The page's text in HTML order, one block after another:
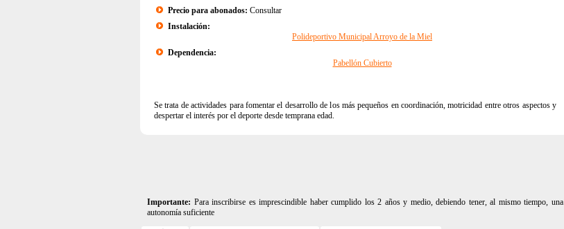
Precio para abonados: Consultar
Instalación:
Polideportivo Municipal Arroyo de la Miel
Dependencia:
Pabellón Cubierto
Se trata de actividades para fomentar el desarrollo de los más pequeños en coordinación, motricidad entre otros aspectos y
despertar el interés por el deporte desde temprana edad.
Importante: Para inscribirse es imprescindible haber cumplido los 2 años y medio, debiendo tener, al mismo tiempo, una
autonomía suficiente